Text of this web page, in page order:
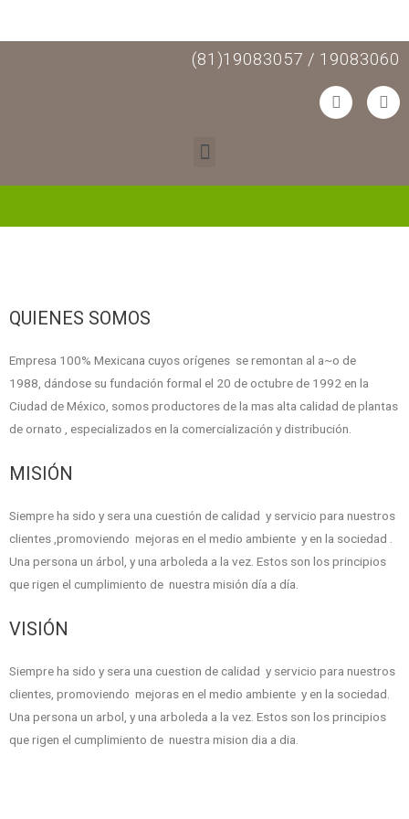
(81)19083057 / 19083060
QUIENES SOMOS
Empresa 100% Mexicana cuyos orígenes se remontan al a~o de
1988, dándose su fundación formal el 20 de octubre de 1992 en la
Ciudad de México, somos productores de la mas alta calidad de plantas
de ornato , especializados en la comercialización y distribución.
MISIÓN
Siempre ha sido y sera una cuestión de calidad y servicio para nuestros
clientes ,promoviendo mejoras en el medio ambiente y en la sociedad .
Una persona un árbol, y una arboleda a la vez. Estos son los principios
que rigen el cumplimiento de nuestra misión día a día.
VISIÓN
Siempre ha sido y sera una cuestion de calidad y servicio para nuestros
clientes, promoviendo mejoras en el medio ambiente y en la sociedad.
Una persona un arbol, y una arboleda a la vez. Estos son los principios
que rigen el cumplimiento de nuestra mision dia a dia.